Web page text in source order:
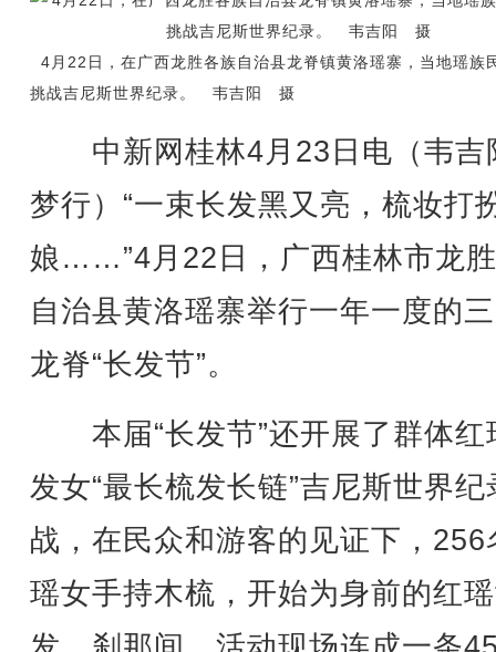
4月22日，在广西龙胜各族自治县龙脊镇黄洛瑶寨，当地瑶族
挑战吉尼斯世界纪录。 韦吉阳 摄
中新网桂林4月23日电（韦吉
梦行）“一束长发黑又亮，梳妆打
娘……”4月22日，广西桂林市龙
自治县黄洛瑶寨举行一年一度的
龙脊“长发节”。
本届“长发节”还开展了群体红
发女“最长梳发长链”吉尼斯世界纪
战，在民众和游客的见证下，256
瑶女手持木梳，开始为身前的红